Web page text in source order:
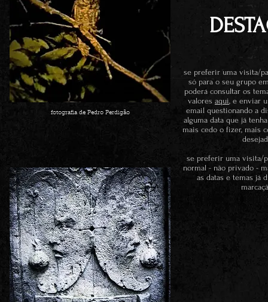
fotografia de Pedro Perdigão
se preferir uma visita/
só para o seu grupo
poderá consultar os
valores aqui, e enviar
email questionando a
alguma data que já
mais cedo o fizer, mais
se preferir uma visita/
normal - não privado -
as datas e temas já